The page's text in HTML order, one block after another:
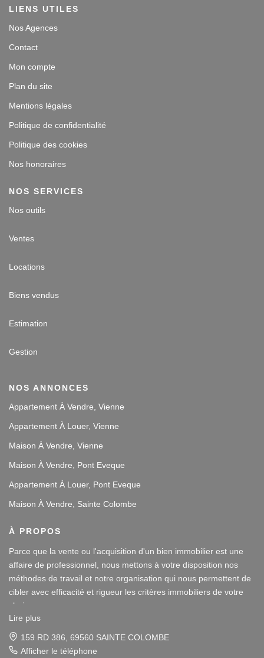
LIENS UTILES
Nos Agences
Contact
Mon compte
Plan du site
Mentions légales
Politique de confidentialité
Politique des cookies
Nos honoraires
NOS SERVICES
Nos outils
Ventes
Locations
Biens vendus
Estimation
Gestion
NOS ANNONCES
Appartement À Vendre, Vienne
Appartement À Louer, Vienne
Maison À Vendre, Vienne
Maison À Vendre, Pont Eveque
Appartement À Louer, Pont Eveque
Maison À Vendre, Sainte Colombe
À PROPOS
Parce que la vente ou l'acquisition d'un bien immobilier est une
affaire de professionnel, nous mettons à votre disposition nos
méthodes de travail et notre organisation qui nous permettent de
cibler avec efficacité et rigueur les critères immobiliers de votre
choix.
Notre disponibilité et notre écoute au sein de nos agences
immobilières à Vienne et Sainte Colombe les Vienne, au Sud de
Lire plus
62 RUE VICTOR HUGO, 38200 VIENNE
Afficher le téléphone